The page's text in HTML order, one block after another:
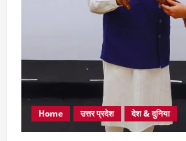
Home उत्तर प्रदेश देश & दुनिया